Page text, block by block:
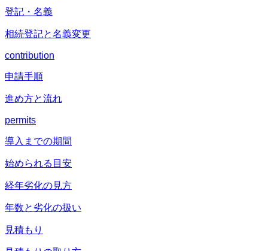
登記・名義
相続登記と名義変更
contribution
申請手順
進め方と流れ
permits
導入までの期間
始められる目安
経年劣化の見方
年数と劣化の扱い
見積もり